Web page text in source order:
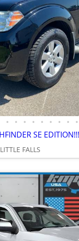
• • • • • • • • •
LITTLE FALLS